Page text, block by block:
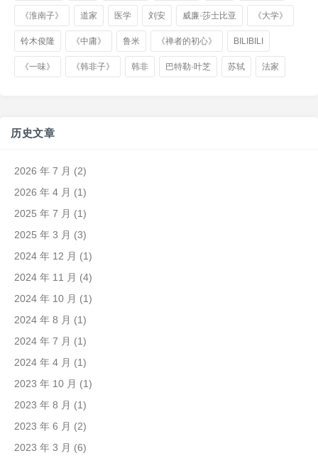
《淮南子》 道家 医学 刘安 威廉·莎士比亚 《大学》
铃木俊隆 《中庸》 鲁米 《禅者的初心》 BILIBILI
《一味》 《韩非子》 韩非 巴特勒·叶芝 苏轼 法家
历史文章
2026 年 7 月 (2)
2026 年 4 月 (1)
2025 年 7 月 (1)
2025 年 3 月 (3)
2024 年 12 月 (1)
2024 年 11 月 (4)
2024 年 10 月 (1)
2024 年 8 月 (1)
2024 年 7 月 (1)
2024 年 4 月 (1)
2023 年 10 月 (1)
2023 年 8 月 (1)
2023 年 6 月 (2)
2023 年 3 月 (6)